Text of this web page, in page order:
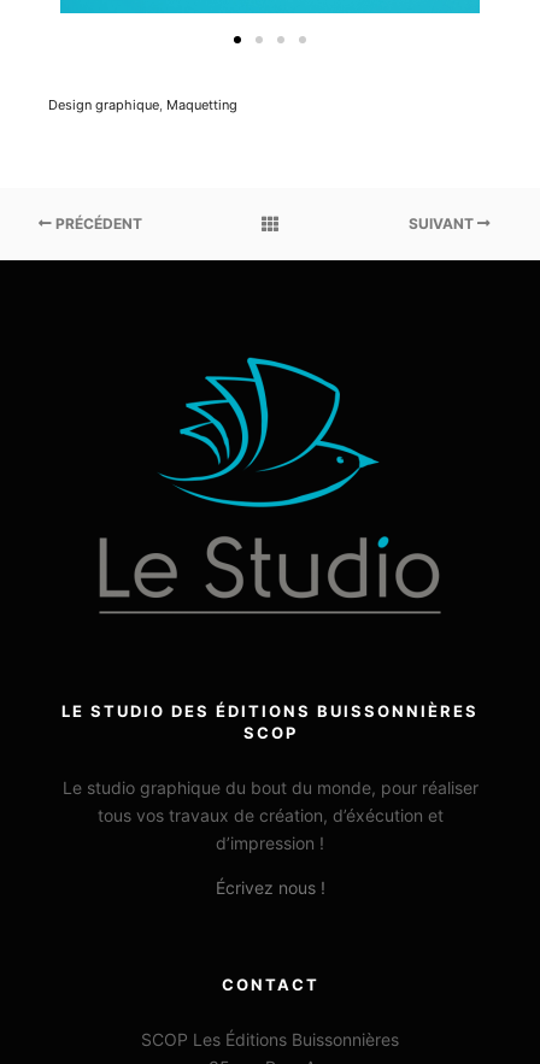
Design graphique, Maquetting
PRÉCÉDENT SUIVANT
LE STUDIO DES ÉDITIONS BUISSONNIÈRES
SCOP
Le studio graphique du bout du monde, pour réaliser
tous vos travaux de création, d’éxécution et
d’impression !
Écrivez nous !
CONTACT
SCOP Les Éditions Buissonnières